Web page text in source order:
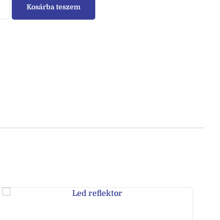
Kosárba teszem